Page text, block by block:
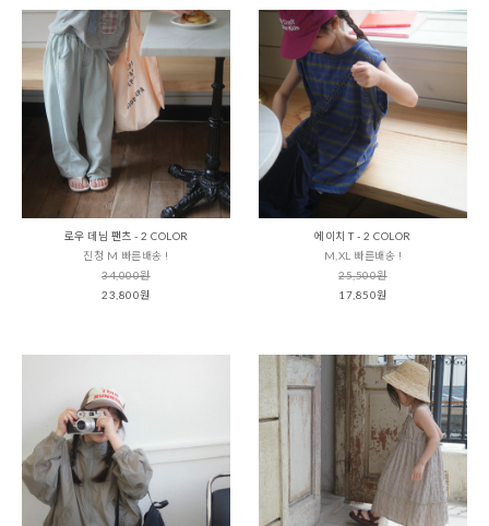
로우 데님 팬츠 - 2 COLOR
진청 M 빠른배송 !
34,000원
23,800원
에이치 T - 2 COLOR
M,XL 빠른배송 !
25,500원
17,850원